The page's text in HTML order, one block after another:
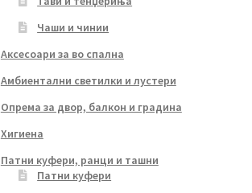
Чаши и чинии
Аксесоари за во спална
Амбиентални светилки и лустери
Опрема за двор, балкон и градина
Хигиена
Патни куфери, ранци и ташни
Патни куфери